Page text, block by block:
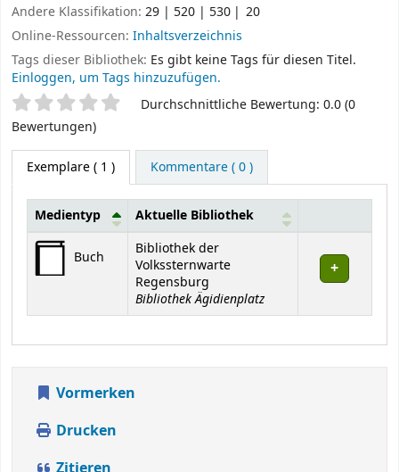
Andere Klassifikation: 29 | 520 | 530
20
Online-Ressourcen: Inhaltsverzeichnis
Tags dieser Bibliothek: Es gibt keine Tags für diesen Titel.
Einloggen, um Tags hinzuzufügen.
SternchenbewertungDurchschnittliche Bewertung: 0.0 (0
Bewertungen)
Exemplare( 1 ) Kommentare ( 0 )
Exemplare
Medientyp Aktuelle Bibliothek
Buch
Bibliothek der
Volkssternwarte
Regensburg
Bibliothek Ägidienplatz
Vormerken
Drucken